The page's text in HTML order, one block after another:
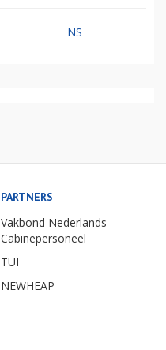
NS
PARTNERS
Vakbond Nederlands
Cabinepersoneel
TUI
NEWHEAP